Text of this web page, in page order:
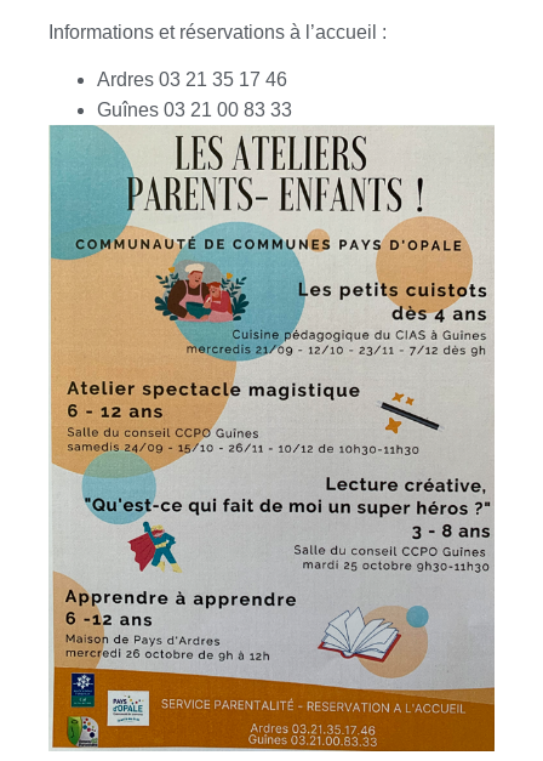
Informations et réservations à l’accueil :
Ardres 03 21 35 17 46
Guînes 03 21 00 83 33